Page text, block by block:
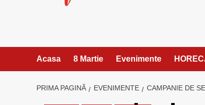
Acasa 8 Martie Evenimente
PRIMA PAGINĂ EVENIMENTE CAMPANIE DE